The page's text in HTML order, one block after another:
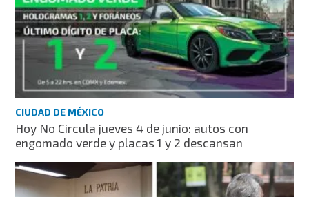
CIUDAD DE MÉXICO
Hoy No Circula jueves 4 de junio: autos con
engomado verde y placas 1 y 2 descansan